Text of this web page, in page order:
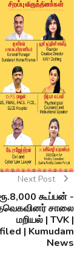
Next Post
கூப்பன் -
சாலை
மறியல் | TVK |
| Kumudam
News